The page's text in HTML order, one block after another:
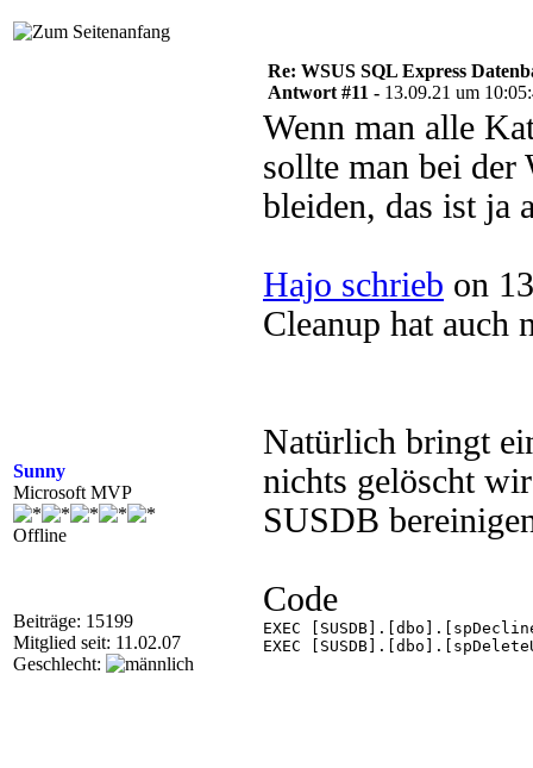
Sunny
Microsoft MVP
Offline
Beiträge: 15199
Mitglied seit: 11.02.07
Geschlecht:
Re: WSUS SQL Express
Antwort #11 - 13.09.21 um
Wenn man alle
sollte man bei
bleiden, das ist ja
Hajo schrieb on
Cleanup hat auch
Natürlich bringt
nichts gelöscht
SUSDB
Code
EXEC
EXEC